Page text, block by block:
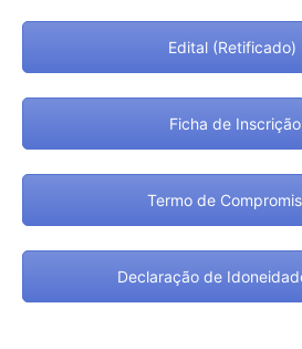
Edital (Retificado)
Ficha de Inscrição
Termo de
Declaração de